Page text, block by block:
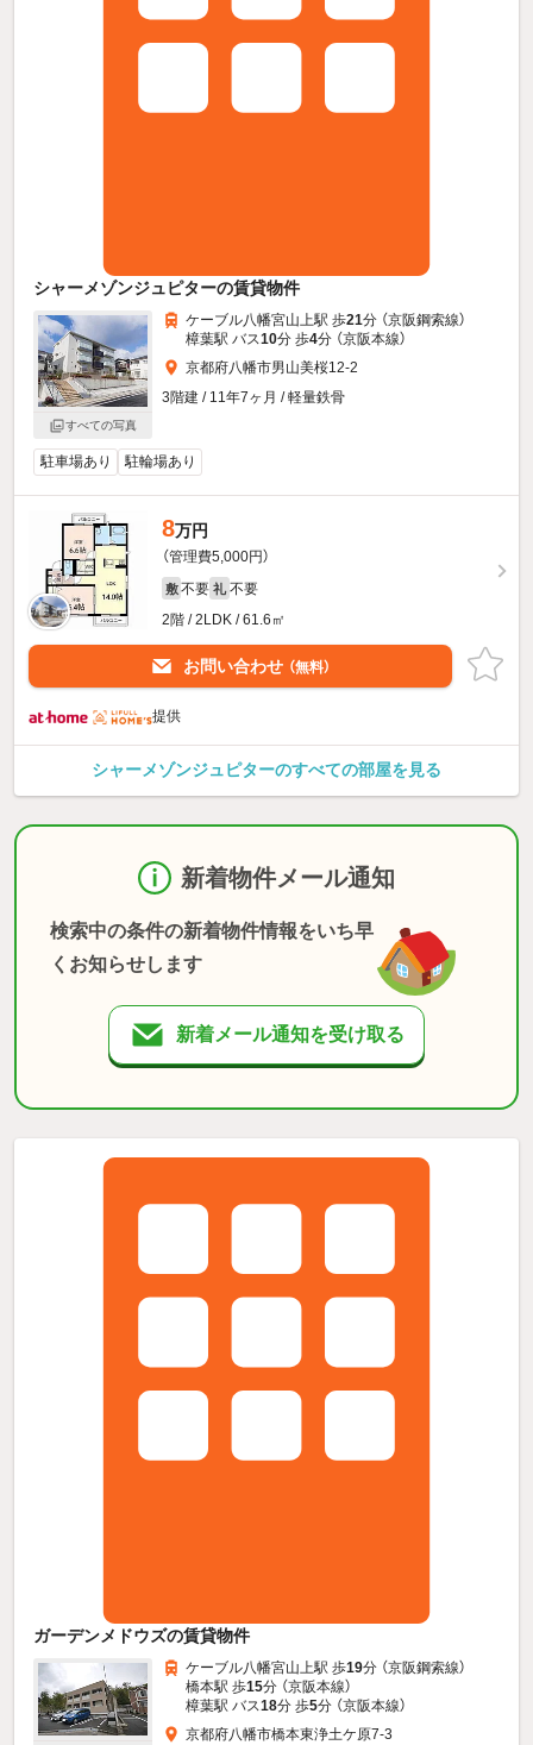
シャーメゾンジュピターの賃貸物件
すべての写真
ケーブル八幡宮山上駅 歩21分 （京阪鋼索線）
樟葉駅 バス10分 歩4分 （京阪本線）
京都府八幡市男山美桜12-2
3階建 / 11年7ヶ月 / 軽量鉄骨
駐車場あり 駐輪場あり
8万円
（管理費5,000円）
敷 不要 礼 不要
2階 / 2LDK / 61.6㎡
お問い合わせ （無料）
提供
シャーメゾンジュピターのすべての部屋を見る
新着物件メール通知
検索中の条件の新着物件情報をいち早
くお知らせします
新着メール通知を受け取る
ガーデンメドウズの賃貸物件
ケーブル八幡宮山上駅 歩19分 （京阪鋼索線）
橋本駅 歩15分 （京阪本線）
樟葉駅 バス18分 歩5分 （京阪本線）
京都府八幡市橋本東浄土ケ原7-3